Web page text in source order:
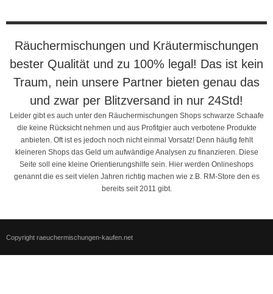
Räuchermischungen und Kräutermischungen
bester Qualität und zu 100% legal! Das ist kein
Traum, nein unsere Partner bieten genau das
und zwar per Blitzversand in nur 24Std!
Leider gibt es auch unter den Räuchermischungen Shops schwarze Schaafe
die keine Rücksicht nehmen und aus Profitgier auch verbotene Produkte
anbieten. Oft ist es jedoch noch nicht einmal Vorsatz! Denn häufig fehlt
kleineren Shops das Geld um aufwändige Analysen zu finanzieren. Diese
Seite soll eine kleine Orientierungshilfe sein. Hier werden Onlineshops
genannt die es seit vielen Jahren richtig machen wie z.B. RM-Store den es
bereits seit 2011 gibt.
Copyright raeuchermischungen-kaufen.net